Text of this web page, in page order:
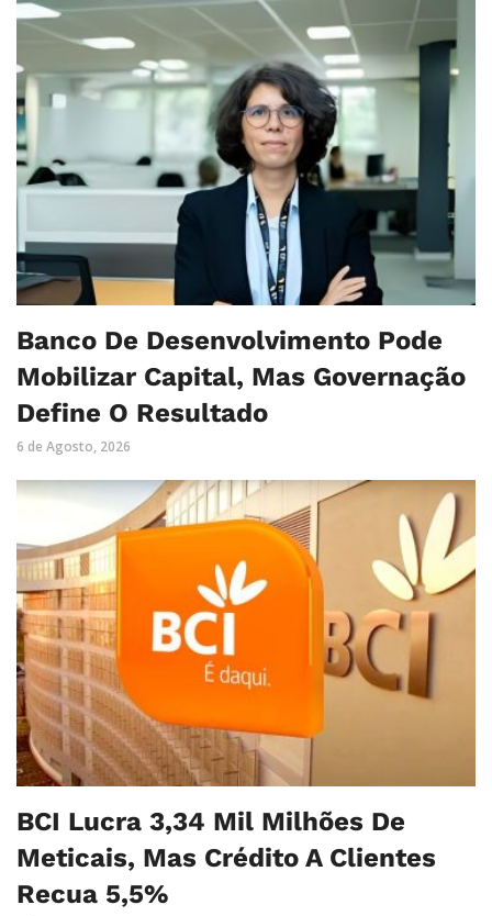
Banco De Desenvolvimento Pode
Mobilizar Capital, Mas Governação
Define O Resultado
6 de Agosto, 2026
BCI Lucra 3,34 Mil Milhões De
Meticais, Mas Crédito A Clientes
Recua 5,5%